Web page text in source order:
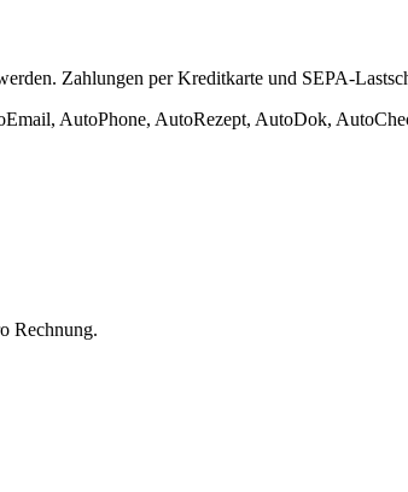
Zahlungen per Kreditkarte und SEPA-
AutoPhone, AutoRezept, AutoDok,
Rechnung.